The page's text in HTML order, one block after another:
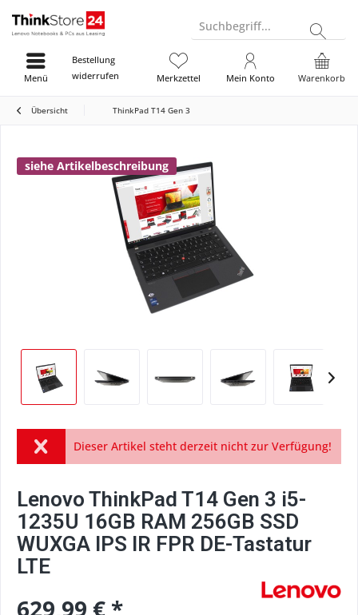
Suchbegriff...
Bestellung
widerrufen
Warenkorb
Merkzettel Mein Konto
Menü
Übersicht ThinkPad T14 Gen 3
siehe Artikelbeschreibung
Dieser Artikel steht derzeit nicht zur Verfügung!
Lenovo ThinkPad T14 Gen 3 i5-
1235U 16GB RAM 256GB SSD
WUXGA IPS IR FPR DE-Tastatur
LTE
629,99 € *